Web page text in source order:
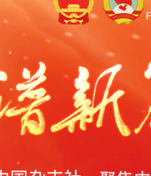
策包推进“百万英才汇南粤”
富潮头立标杆 ——记绍兴市
！崇左小明山茶香飘邕城
城经开区爱心寒托班圆满结
收全面展开